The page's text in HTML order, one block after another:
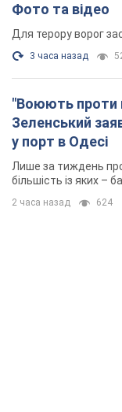
Фото та відео
Для терору ворог
3 часа назад
"Воюють проти
Зеленський
у порт в Одесі
Лише за тиждень
більшість із яких –
2 часа назад 624